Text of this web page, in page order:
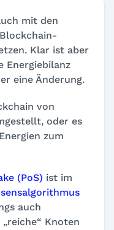
mit den
Klar ist aber
Energiebilanz
eine Änderung.
von
oder es
zum
(PoS) ist im
auch
Knoten